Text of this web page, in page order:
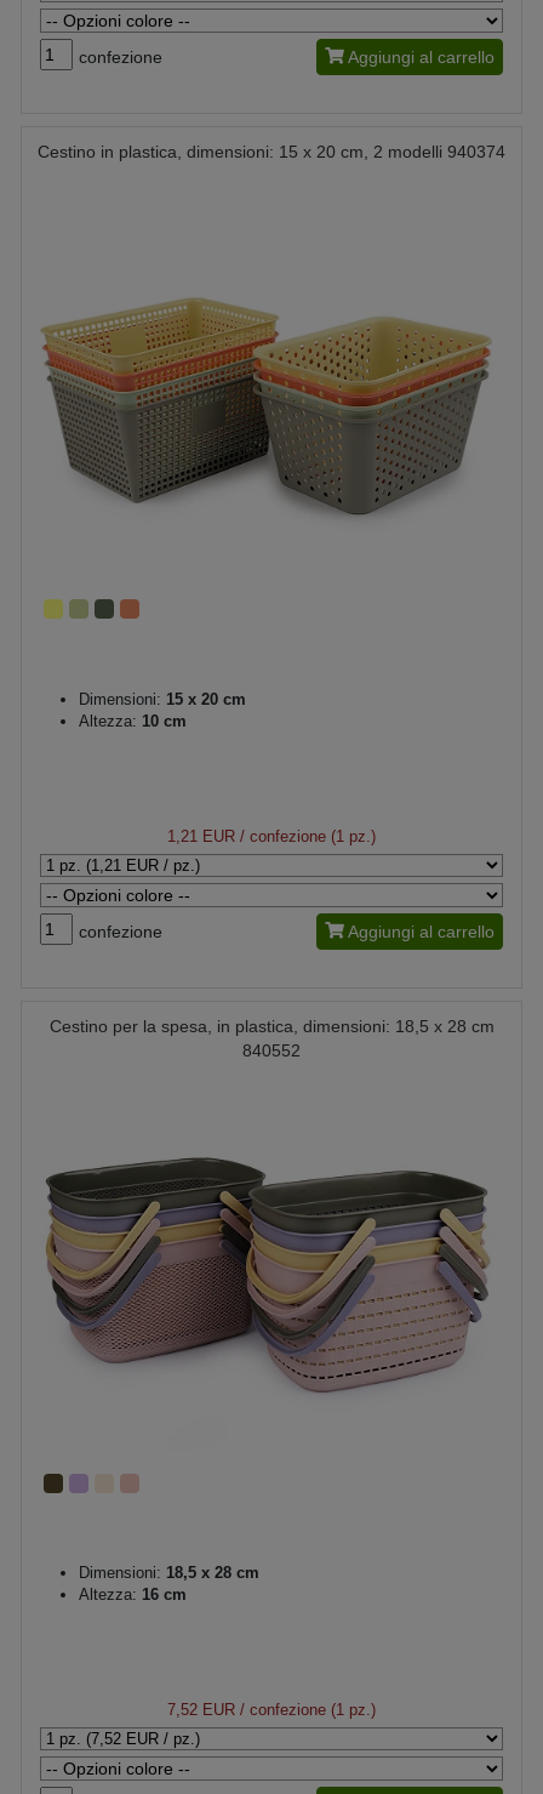
confezione Aggiungi al carrello
Cestino in plastica, dimensioni: 15 x 20 cm, 2 modelli 940374
Dimensioni: 15 x 20 cm
Altezza: 10 cm
1,21 EUR / confezione (1 pz.)
confezione Aggiungi al carrello
Cestino per la spesa, in plastica, dimensioni: 18,5 x 28 cm
840552
Dimensioni: 18,5 x 28 cm
Altezza: 16 cm
7,52 EUR / confezione (1 pz.)